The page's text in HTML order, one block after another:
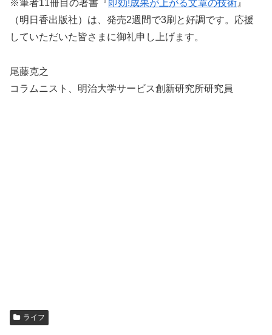
※筆者11冊目の著書『 即効!成果が上がる文章の技術 』
（明日香出版社）は、発売2週間で3刷と好調です。応援
していただいた皆さまに御礼申し上げます。
尾藤克之
コラムニスト、明治大学サービス創新研究所研究員
ライフ